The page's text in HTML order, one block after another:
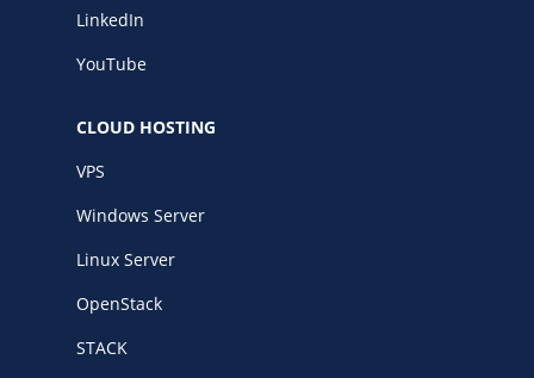
LinkedIn
YouTube
CLOUD HOSTING
VPS
Windows Server
Linux Server
OpenStack
STACK